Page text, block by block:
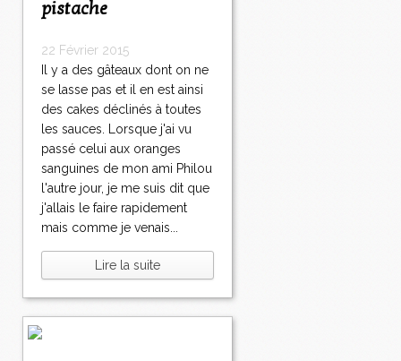
pistache
22 Février 2015
Il y a des gâteaux dont on ne
se lasse pas et il en est ainsi
des cakes déclinés à toutes
les sauces. Lorsque j'ai vu
passé celui aux oranges
sanguines de mon ami Philou
l'autre jour, je me suis dit que
j'allais le faire rapidement
mais comme je venais...
Lire la suite